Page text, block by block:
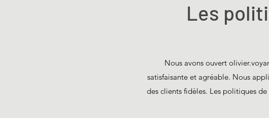
Les
Nous avons ouvert
satisfaisante et agréable. Nous
des clients fidèles. Les politiques